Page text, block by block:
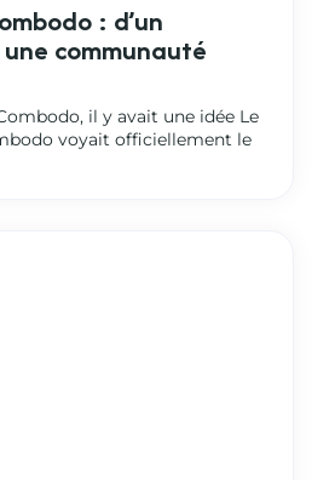
: d’un
communauté
il y avait une idée Le
voyait officiellement le